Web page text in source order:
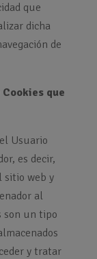
que
dicha
de
que
Usuario
es decir,
sitio web y
al
son un tipo
y tratar